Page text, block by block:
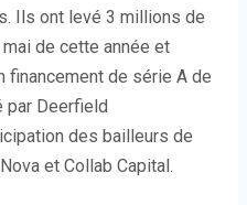
Ils ont levé 3 millions de
de cette année et
financement de série A de
Deerfield
des bailleurs de
et Collab Capital.